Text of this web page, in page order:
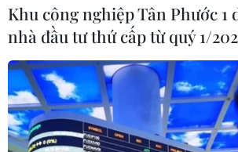
Đưa Tây Ninh trở thành
Khu công nghiệp Tân Phước 1
nhà đầu tư thứ cấp từ quý 1/